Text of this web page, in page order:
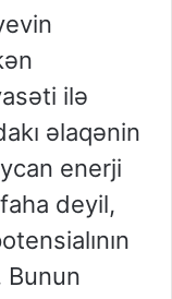
ilə
əlaqənin
enerji
deyil,